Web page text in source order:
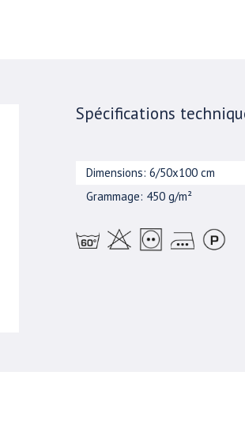
Spécifications
Dimensions: 6/50x100 cm
Grammage: 450 g/m²